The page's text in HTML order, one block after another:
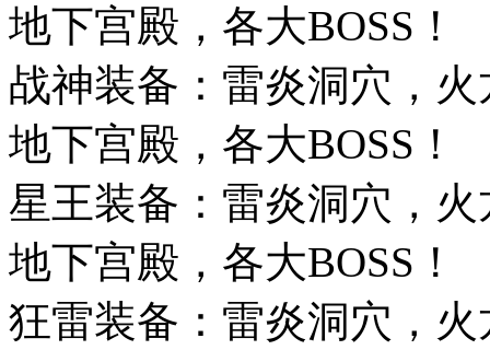
地下宫殿，各大BOSS！
战神装备：雷炎洞穴，
地下宫殿，各大BOSS！
星王装备：雷炎洞穴，
地下宫殿，各大BOSS！
狂雷装备：雷炎洞穴，火